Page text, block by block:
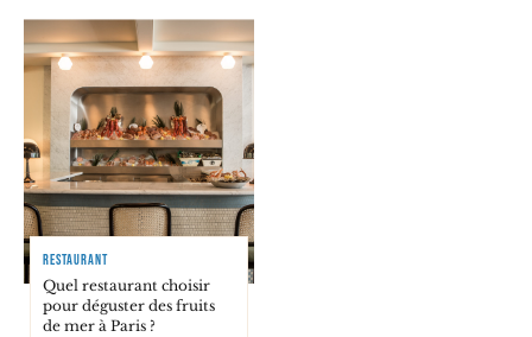
RESTAURANT
Quel restaurant choisir
pour déguster des fruits
de mer à Paris ?